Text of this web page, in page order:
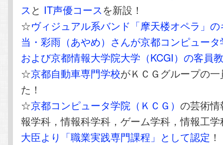
スと IT声優コースを新設！
☆ヴィジュアル系バンド「摩天楼オペラ」
当・彩雨（あやめ）さんが京都コンピュー
および京都情報大学院大学（KCGI）の客員
☆京都自動車専門学校がＫＣＧグループの
た！
☆京都コンピュータ学院（ＫＣＧ）の芸術
報学科，情報科学科，ゲーム学科，情報工学
大臣より「職業実践専門課程」として認定 ！